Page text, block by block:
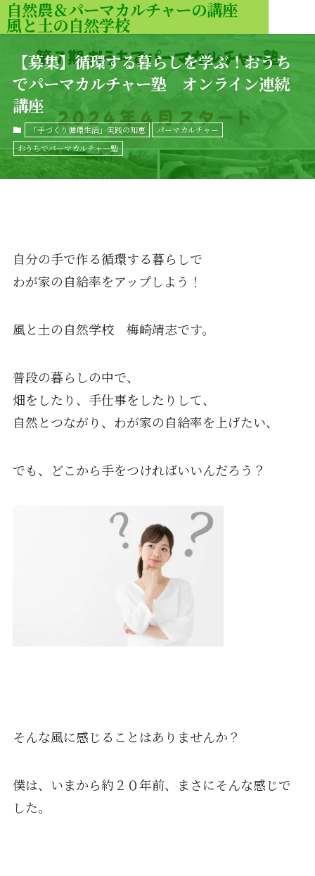
自然農＆パーマカルチャーの講座
風と土の自然学校
【募集】循環する暮らしを学ぶ！おうち
でパーマカルチャー塾 オンライン連続
講座
「手づくり循環生活」実践の知恵
パーマカルチャー
おうちでパーマカルチャー塾
自分の手で作る循環する暮らしで
わが家の自給率をアップしよう！
風と土の自然学校 梅崎靖志です。
普段の暮らしの中で、
畑をしたり、手仕事をしたりして、
自然とつながり、わが家の自給率を上げたい、
でも、どこから手をつければいいんだろう？
そんな風に感じることはありませんか？
僕は、いまから約２０年前、まさにそんな感じで
した。